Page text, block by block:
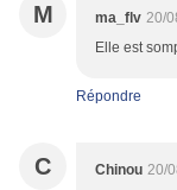
M ma_flv 20/
Elle est
Répondre
C Chinou 20/